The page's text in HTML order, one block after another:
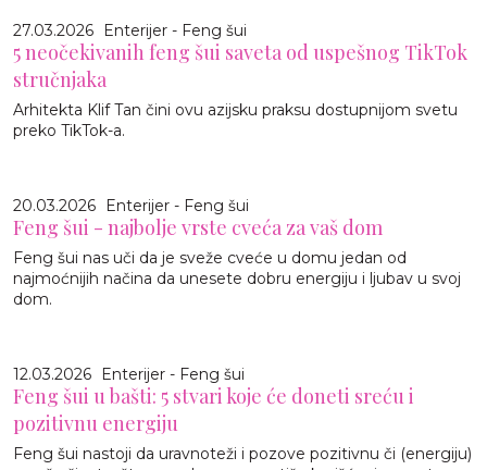
27.03.2026 Enterijer - Feng šui
5 neočekivanih feng šui saveta od uspešnog TikTok
stručnjaka
Arhitekta Klif Tan čini ovu azijsku praksu dostupnijom svetu
preko TikTok-a.
20.03.2026 Enterijer - Feng šui
Feng šui - najbolje vrste cveća za vaš dom
Feng šui nas uči da je sveže cveće u domu jedan od
najmoćnijih načina da unesete dobru energiju i ljubav u svoj
dom.
12.03.2026 Enterijer - Feng šui
Feng šui u bašti: 5 stvari koje će doneti sreću i
pozitivnu energiju
Feng šui nastoji da uravnoteži i pozove pozitivnu či (energiju)